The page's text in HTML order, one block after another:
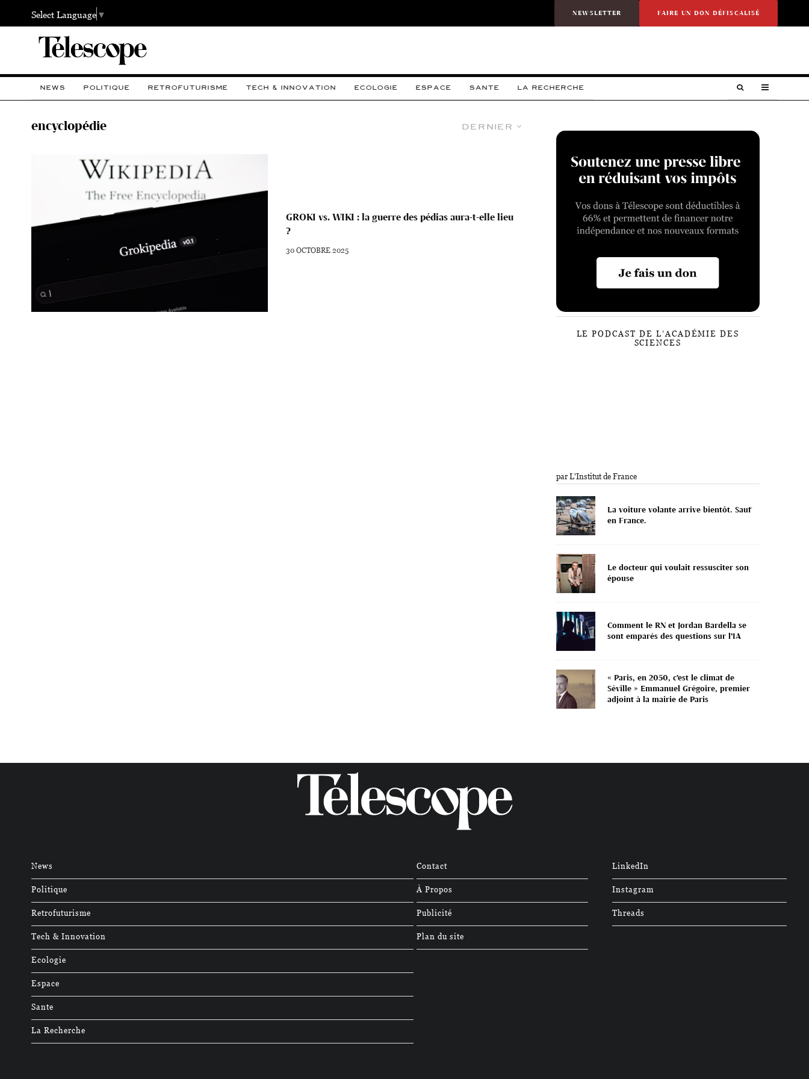
Select Language▼ NEWSLETTER FAIRE UN DON DÉFISCALISÉ
NEWS POLITIQUE RETROFUTURISME TECH & INNOVATION ECOLOGIE ESPACE SANTE LA RECHERCHE
Dernier
encyclopédie
GROKI vs. WIKI : la guerre des pédias aura-t-elle lieu
?
30 OCTOBRE 2025
LE PODCAST DE L’ACADÉMIE DES
SCIENCES
par L'Institut de France
La voiture volante arrive bientôt. Sauf
en France.
Le docteur qui voulait ressusciter son
épouse
Comment le RN et Jordan Bardella se
sont emparés des questions sur l’IA
« Paris, en 2050, c’est le climat de
Séville » Emmanuel Grégoire, premier
adjoint à la mairie de Paris
News
Politique
Retrofuturisme
Tech & Innovation
Ecologie
Espace
Sante
La Recherche
Contact
À Propos
Publicité
Plan du site
LinkedIn
Instagram
Threads